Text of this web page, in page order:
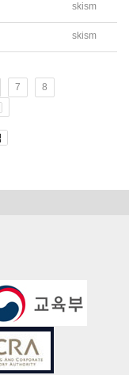
skism
skism
7
8